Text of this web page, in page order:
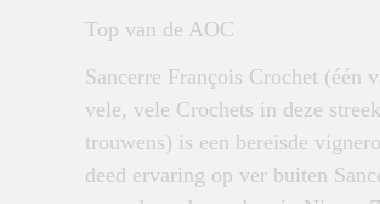
Top van de AOC
Sancerre François Crochet (één
vele, vele Crochets in deze streek
trouwens) is een bereisde
deed ervaring op ver buiten